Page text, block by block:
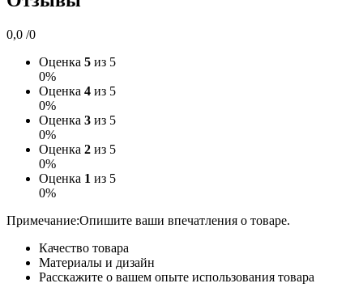
0,0 /0
Оценка 5 из 5
0%
Оценка 4 из 5
0%
Оценка 3 из 5
0%
Оценка 2 из 5
0%
Оценка 1 из 5
0%
Примечание:Опишите ваши впечатления о товаре.
Качество товара
Материалы и дизайн
Расскажите о вашем опыте использования товара